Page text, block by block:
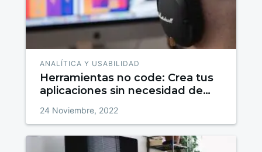
ANALÍTICA Y USABILIDAD
Herramientas no code: Crea tus
aplicaciones sin necesidad de
24 Noviembre, 2022